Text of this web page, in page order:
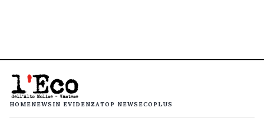
HOMENEWS IN EVIDENZATOP NEWS ECOPLUS